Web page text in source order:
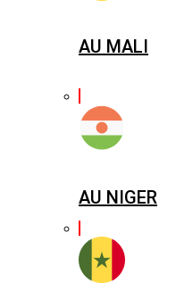
AU MALI
AU NIGER